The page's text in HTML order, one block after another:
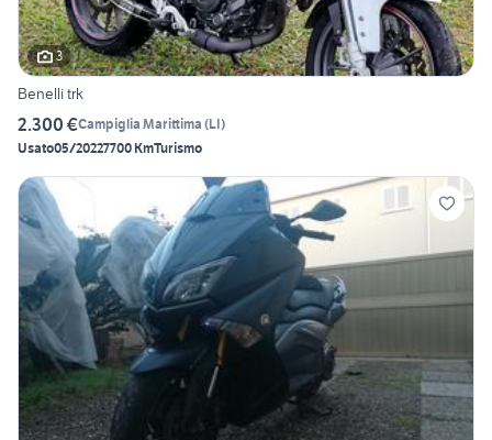
3
Benelli trk
2.300 €Campiglia Marittima (LI)
Usato05/20227700 KmTurismo